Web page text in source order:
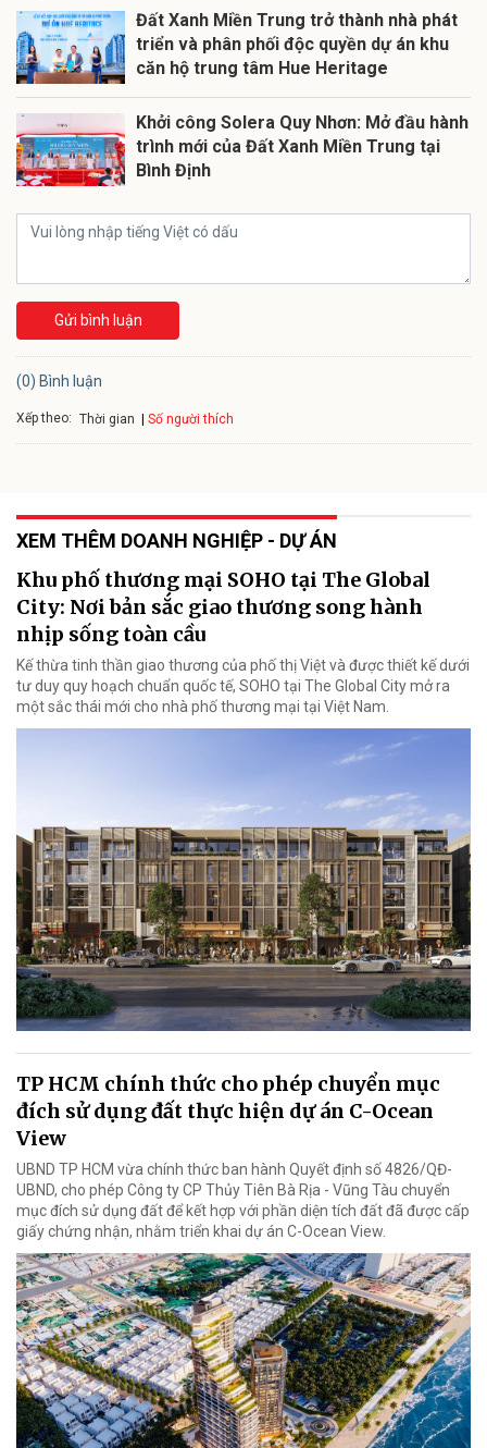
Đất Xanh Miền Trung trở thành nhà phát
triển và phân phối độc quyền dự án khu
căn hộ trung tâm Hue Heritage
Khởi công Solera Quy Nhơn: Mở đầu hành
trình mới của Đất Xanh Miền Trung tại
Bình Định
Gửi bình luận
(0) Bình luận
Xếp theo: Thời gian Số người thích
XEM THÊM DOANH NGHIỆP - DỰ ÁN
Khu phố thương mại SOHO tại The Global
City: Nơi bản sắc giao thương song hành
nhịp sống toàn cầu
Kế thừa tinh thần giao thương của phố thị Việt và được thiết kế dưới
tư duy quy hoạch chuẩn quốc tế, SOHO tại The Global City mở ra
một sắc thái mới cho nhà phố thương mại tại Việt Nam.
TP HCM chính thức cho phép chuyển mục
đích sử dụng đất thực hiện dự án C-Ocean
View
UBND TP HCM vừa chính thức ban hành Quyết định số 4826/QĐ-
UBND, cho phép Công ty CP Thủy Tiên Bà Rịa - Vũng Tàu chuyển
mục đích sử dụng đất để kết hợp với phần diện tích đất đã được cấp
giấy chứng nhận, nhằm triển khai dự án C-Ocean View.